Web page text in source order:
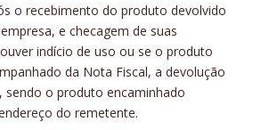
o recebimento do produto devolvido
e checagem de suas
indício de uso ou se o produto
da Nota Fiscal, a devolução
sendo o produto encaminhado
do remetente.